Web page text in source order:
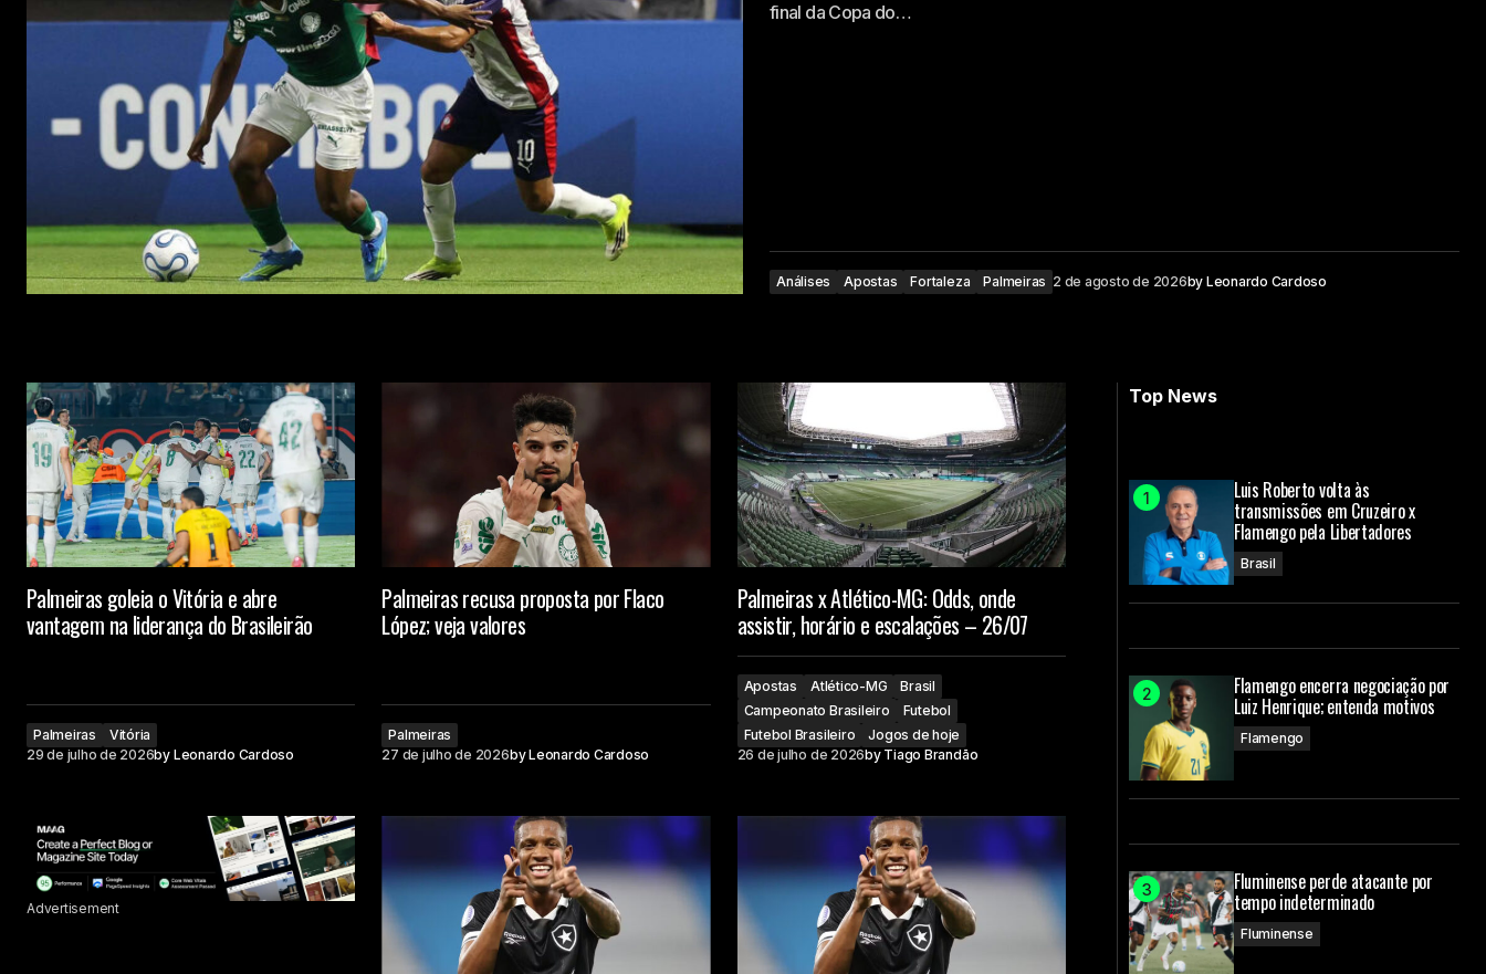
final da Copa do…
Análises Apostas Fortaleza Palmeiras 2 de agosto de 2026by Leonardo Cardoso
Palmeiras goleia o Vitória e abre
vantagem na liderança do Brasileirão
Palmeiras
Vitória
29 de julho de 2026by Leonardo Cardoso
Palmeiras recusa proposta por Flaco
López; veja valores
Palmeiras
27 de julho de 2026byLeonardo Cardoso
Palmeiras x Atlético-MG: Odds, onde
assistir, horário e escalações – 26/07
Apostas Atlético-MG
Brasil
Campeonato Brasileiro
Futebol
Futebol Brasileiro
Jogos de hoje
26 de julho de 2026by Tiago Brandão
Advertisement
Top News
Luis Roberto volta às
transmissões em Cruzeiro x
Flamengo pela Libertadores
Brasil
Flamengo encerra negociação por
Luiz Henrique; entenda motivos
Flamengo
Fluminense perde atacante por
tempo indeterminado
Fluminense